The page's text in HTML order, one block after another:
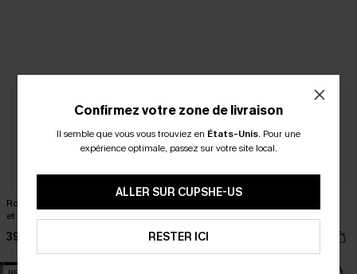
Robe courte turquoise à col cranté
et manches flottantes
39,00 € 39,00 €
Confirmez votre zone de livraison
Il semble que vous vous trouviez en États-Unis. Pour une
expérience optimale, passez sur votre site local.
ALLER SUR CUPSHE-US
RESTER ICI